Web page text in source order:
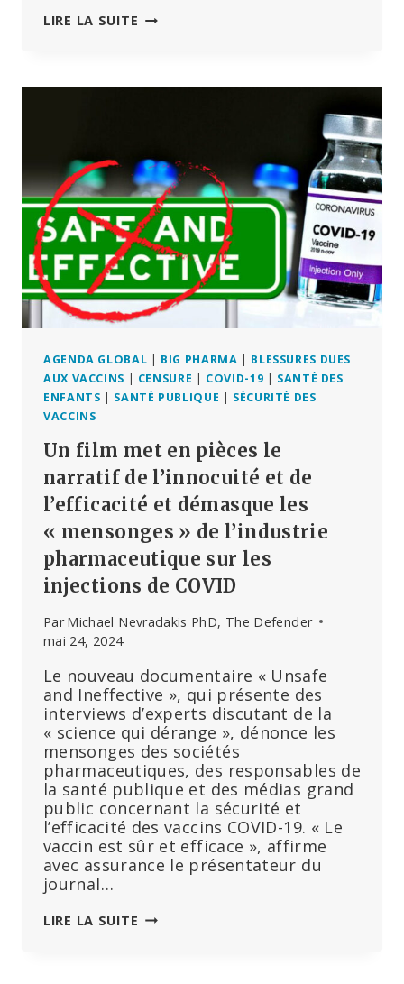
LIRE LA SUITE UNE
AVOIR
SIGNALÉ
TROP
D’EFFETS
INDÉSIRABLES
AUX
VACCINS
ANTI-
COVID
AGENDA GLOBAL | BIG PHARMA | BLESSURES DUES
AUX VACCINS | CENSURE | COVID-19 | SANTÉ DES
ENFANTS | SANTÉ PUBLIQUE | SÉCURITÉ DES
VACCINS
Un film met en pièces le
narratif de l’innocuité et de
l’efficacité et démasque les
« mensonges » de l’industrie
pharmaceutique sur les
injections de COVID
Par Michael Nevradakis PhD, The Defender
mai 24, 2024
Le nouveau documentaire « Unsafe
and Ineffective », qui présente des
interviews d’experts discutant de la
« science qui dérange », dénonce les
mensonges des sociétés
pharmaceutiques, des responsables de
la santé publique et des médias grand
public concernant la sécurité et
l’efficacité des vaccins COVID-19. « Le
vaccin est sûr et efficace », affirme
avec assurance le présentateur du
journal…
LIRE LA SUITE UN